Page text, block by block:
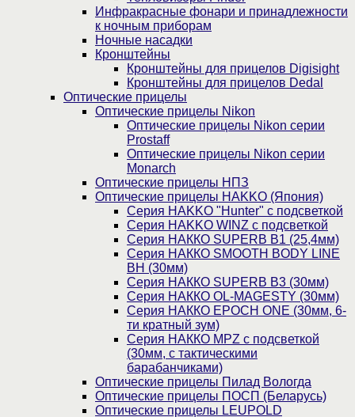
Инфракрасные фонари и принадлежности
к ночным приборам
Ночные насадки
Кронштейны
Кронштейны для прицелов Digisight
Кронштейны для прицелов Dedal
Оптические прицелы
Оптические прицелы Nikon
Оптические прицелы Nikon серии
Prostaff
Оптические прицелы Nikon серии
Monarch
Оптические прицелы НПЗ
Оптические прицелы HAKKO (Япония)
Cерия HAKKO "Hunter" с подсветкой
Серия НAKKO WINZ с подсветкой
Серия НАККО SUPERB B1 (25,4мм)
Серия НАККО SMOOTH BODY LINE
BH (30мм)
Серия НАККО SUPERB B3 (30мм)
Серия НАККО OL-MAGESTY (30мм)
Серия НАККО EPOCH ONE (30мм, 6-
ти кратный зум)
Серия НАККО MPZ с подсветкой
(30мм, c тактическими
барабанчиками)
Оптические прицелы Пилад Вологда
Оптические прицелы ПОСП (Беларусь)
Оптические прицелы LEUPOLD